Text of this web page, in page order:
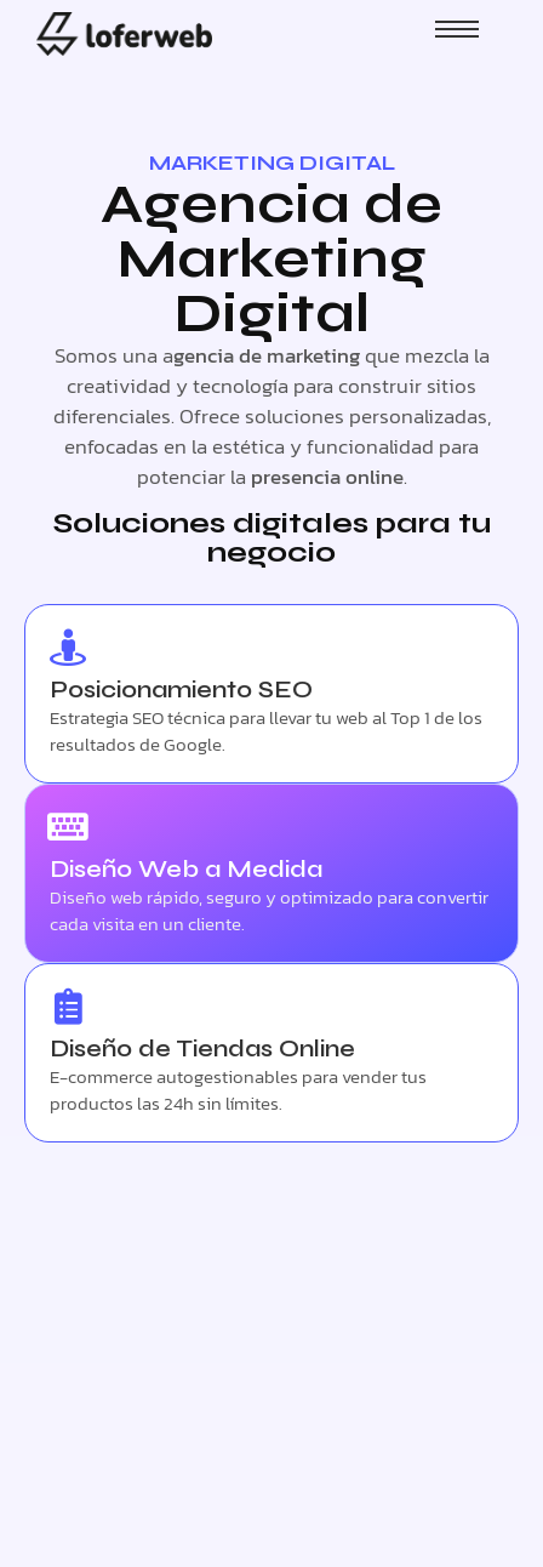
MARKETING DIGITAL
Agencia de
Marketing
Digital
Somos una agencia de marketingque mezcla la
creatividad y tecnología para construir sitios
diferenciales. Ofrece soluciones personalizadas,
enfocadas en la estética y funcionalidad para
potenciar la presencia online.
Soluciones digitales para tu
negocio
Posicionamiento SEO
Estrategia SEO técnica para llevar tu web al Top 1 de los
resultados de Google.
Diseño Web a Medida
Diseño web rápido, seguro y optimizado para convertir
cada visita en un cliente.
Diseño de Tiendas Online
E-commerce autogestionables para vender tus
productos las 24h sin límites.